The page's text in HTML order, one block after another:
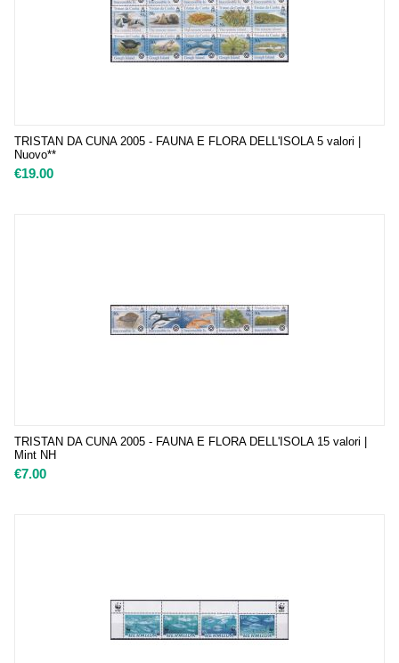
TRISTAN DA CUNA 2005 - FAUNA E FLORA DELL'ISOLA 5 valori |
Nuovo**
€19.00
TRISTAN DA CUNA 2005 - FAUNA E FLORA DELL'ISOLA 15 valori |
Mint NH
€7.00